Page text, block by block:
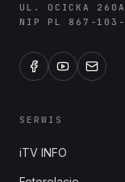
UL. OCICKA
NIP PL 867-103-
SERWIS
iTV INFO